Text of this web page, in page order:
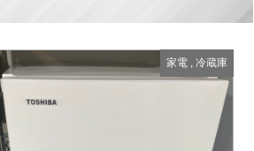
家電 ,冷蔵庫